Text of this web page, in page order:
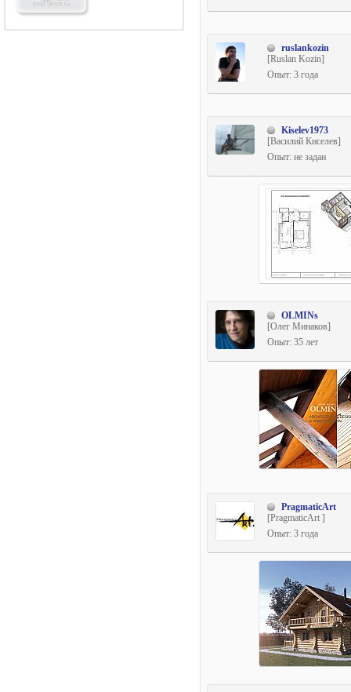
ruslankozin
[Ruslan Kozin]
Опыт: 3 года
Kiselev1973
[Василий Киселев]
Опыт: не задан
OLMINs
[Олег Минаков]
Опыт: 35 лет
PragmaticArt
[PragmaticArt ]
Опыт: 3 года